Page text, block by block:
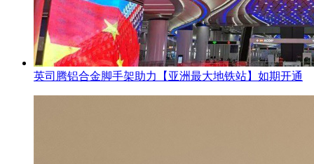
英司腾铝合金脚手架助力【亚洲最大地铁站】如期开通